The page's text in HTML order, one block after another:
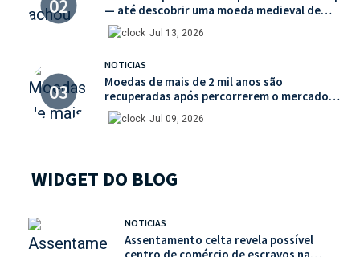
— até descobrir uma moeda medieval de
valor histórico incalculável
Jul 13, 2026
NOTICIAS
Moedas de mais de 2 mil anos são
recuperadas após percorrerem o mercado
ilegal de antiguidades
Jul 09, 2026
WIDGET DO BLOG
NOTICIAS
Assentamento celta revela possível